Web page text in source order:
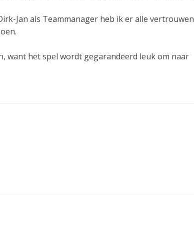
Jan als Teammanager heb ik er alle vertrouwen
want het spel wordt gegarandeerd leuk om naar